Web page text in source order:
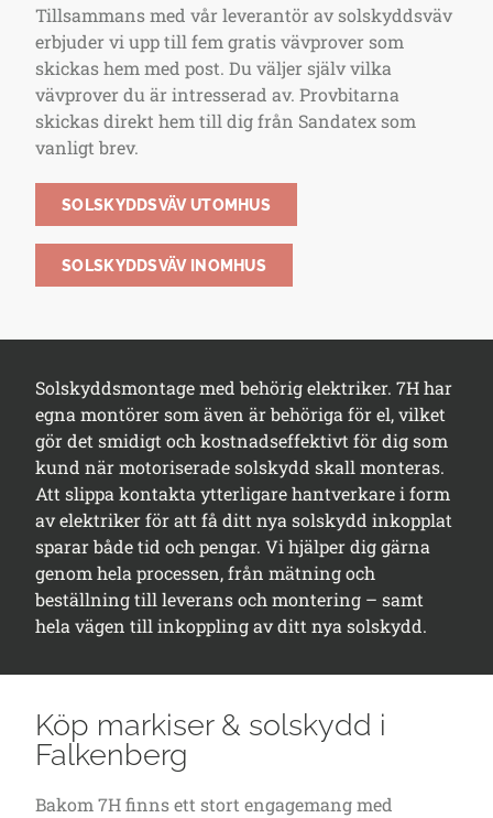
Tillsammans med vår leverantör av solskyddsväv
erbjuder vi upp till fem gratis vävprover som
skickas hem med post. Du väljer själv vilka
vävprover du är intresserad av. Provbitarna
skickas direkt hem till dig från Sandatex som
vanligt brev.
SOLSKYDDSVÄV UTOMHUS
SOLSKYDDSVÄV INOMHUS
Solskyddsmontage med behörig elektriker. 7H har
egna montörer som även är behöriga för el, vilket
gör det smidigt och kostnadseffektivt för dig som
kund när motoriserade solskydd skall monteras.
Att slippa kontakta ytterligare hantverkare i form
av elektriker för att få ditt nya solskydd inkopplat
sparar både tid och pengar. Vi hjälper dig gärna
genom hela processen, från mätning och
beställning till leverans och montering – samt
hela vägen till inkoppling av ditt nya solskydd.
Köp markiser & solskydd i
Falkenberg
Bakom 7H finns ett stort engagemang med